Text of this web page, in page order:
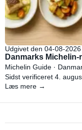
Udgivet den 04-08-2026
Danmarks
Michelin Guide ·
Sidst verificeret 4.
Læs mere →